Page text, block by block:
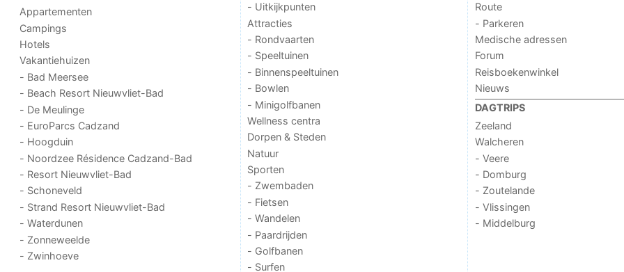
Appartementen
Campings
Hotels
Vakantiehuizen
- Bad Meersee
- Beach Resort Nieuwvliet-Bad
- De Meulinge
- EuroParcs Cadzand
- Hoogduin
- Noordzee Résidence Cadzand-Bad
- Resort Nieuwvliet-Bad
- Schoneveld
- Strand Resort Nieuwvliet-Bad
- Waterdunen
- Zonneweelde
- Zwinhoeve
- Uitkijkpunten
Attracties
- Rondvaarten
- Speeltuinen
- Binnenspeeltuinen
- Bowlen
- Minigolfbanen
Wellness centra
Dorpen & Steden
Natuur
Sporten
- Zwembaden
- Fietsen
- Wandelen
- Paardrijden
- Golfbanen
- Surfen
Route
- Parkeren
Medische adressen
Forum
Reisboekenwinkel
Nieuws
DAGTRIPS
Zeeland
Walcheren
- Veere
- Domburg
- Zoutelande
- Vlissingen
- Middelburg